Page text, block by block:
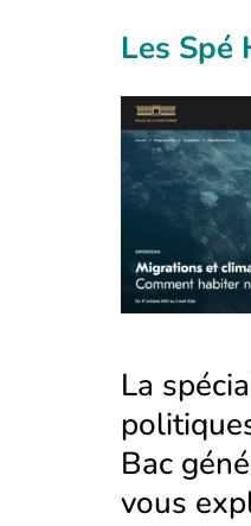
Les Spé
La
Bac
vous